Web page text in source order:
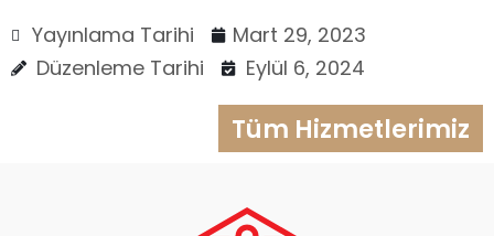
Yayınlama Tarihi
Mart 29, 2023
Düzenleme Tarihi
Eylül 6, 2024
Tüm Hizmetlerimiz